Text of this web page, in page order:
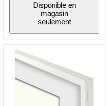
Disponible en
magasin
seulement